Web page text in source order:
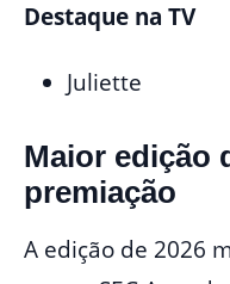
Destaque na TV
Juliette
Maior edição
premiação
A edição de 2026